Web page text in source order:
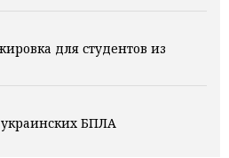
для студентов из
БПЛА